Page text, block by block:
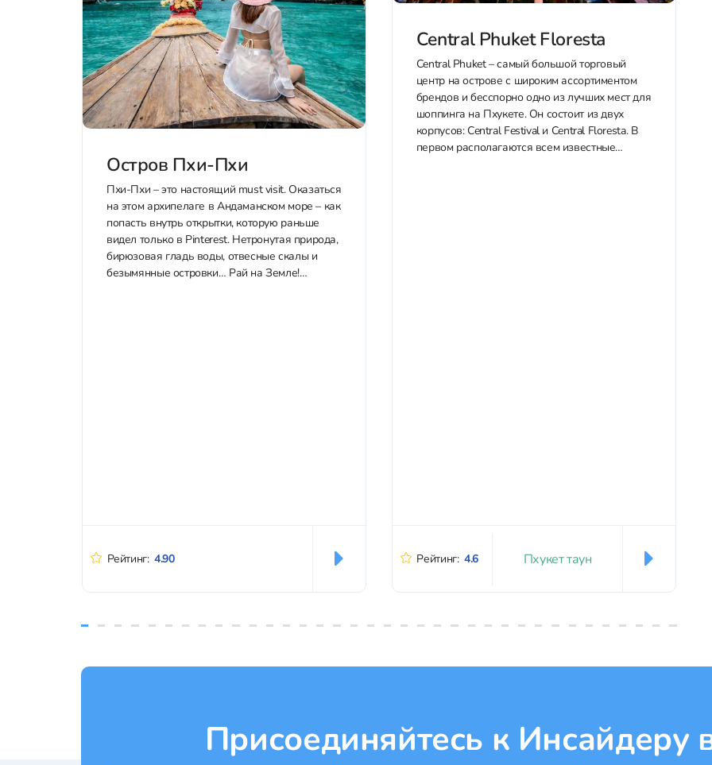
Остров Пхи-Пхи
Пхи-Пхи – это настоящий must visit. Оказаться
на этом архипелаге в Андаманском море – как
попасть внутрь открытки, которую раньше
видел только в Pinterest. Нетронутая природа,
бирюзовая гладь воды, отвесные скалы и
безымянные островки… Рай на Земле!
Рейтинг: 4.90
Central Phuket Floresta
Central Phuket – самый большой торговый
центр на острове с широким ассортиментом
брендов и бесспорно одно из лучших мест для
шоппинга на Пхукете. Он состоит из двух
корпусов: Central Festival и Central Floresta. В
первом располагаются всем известные
Рейтинг: 4.6 Пхукет таун
Присоединяйтесь к Инсайдеру